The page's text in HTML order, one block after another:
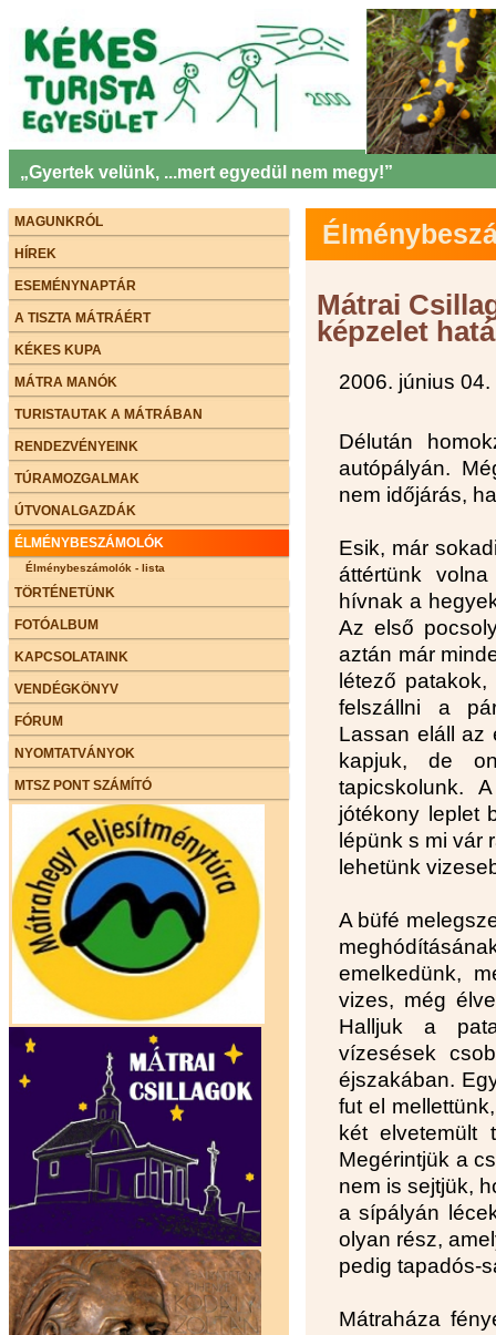
„Gyertek velünk, ...mert egyedül nem megy!”
MAGUNKRÓL
HÍREK
ESEMÉNYNAPTÁR
A TISZTA MÁTRÁÉRT
KÉKES KUPA
MÁTRA MANÓK
TURISTAUTAK A MÁTRÁBAN
RENDEZVÉNYEINK
TÚRAMOZGALMAK
ÚTVONALGAZDÁK
ÉLMÉNYBESZÁMOLÓK
Élménybeszámolók - lista
TÖRTÉNETÜNK
FOTÓALBUM
KAPCSOLATAINK
VENDÉGKÖNYV
FÓRUM
NYOMTATVÁNYOK
MTSZ PONT SZÁMÍTÓ
Mátrai
képzelet
2006. június 04.
Délután
autópályán.
nem időjárás,
Esik, már
áttértünk
hívnak a
Az első
aztán már
létező
felszállni a
Lassan eláll az
kapjuk, de
tapicskolunk.
jótékony leplet
lépünk s mi vár
lehetünk
A büfé
emelkedünk,
vizes, még
Halljuk a
vízesések
éjszakában.
fut el
két elvetemült
Megérintjük a
nem is sejtjük,
a sípályán
olyan rész,
pedig tapadós-
Mátraháza